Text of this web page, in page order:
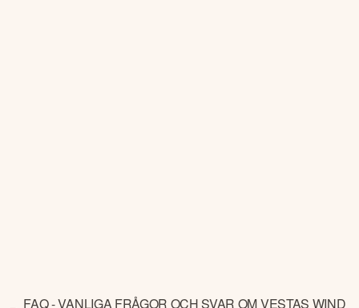
FAQ - VANLIGA FRÅGOR OCH SVAR OM VESTAS WIND